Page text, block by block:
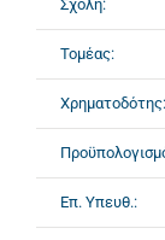
Σχολή:
Τομέας:
Χρηματοδότης:
Επ. Υπευθ.: